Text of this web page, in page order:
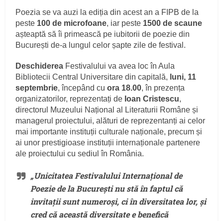
Poezia se va auzi la ediția din acest an a FIPB de la
peste 100 de microfoane, iar peste 1500 de scaune
așteaptă să îi primească pe iubitorii de poezie din
București de-a lungul celor șapte zile de festival.
Deschiderea Festivalului va avea loc în Aula
Bibliotecii Central Universitare din capitală, luni, 11
septembrie, începând cuora 18.00, în prezența
organizatorilor, reprezentați de Ioan Cristescu,
directorul Muzeului Național al Literaturii Române și
managerul proiectului, alături de reprezentanți ai celor
mai importante instituții culturale naționale, precum și
ai unor prestigioase instituții internaționale partenere
ale proiectului cu sediul în România.
„Unicitatea Festivalului Internațional de
Poezie de la București nu stă în faptul că
invitații sunt numeroși, ci în diversitatea lor, și
cred că această diversitate e benefică